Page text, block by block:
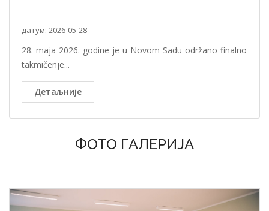
датум: 2026-05-28
28. maja 2026. godine je u Novom Sadu održano finalno
takmičenje...
Детаљније
ФОТО ГАЛЕРИЈА